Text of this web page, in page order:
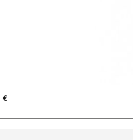
€